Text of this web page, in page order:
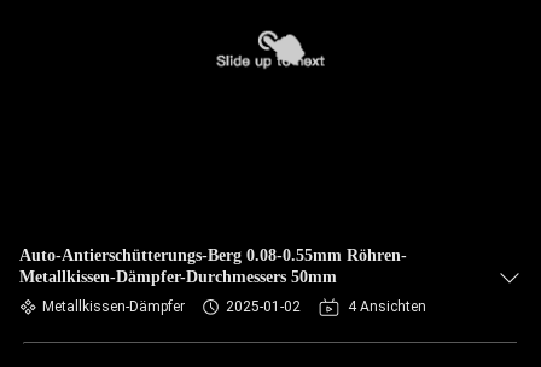
Auto-Antierschütterungs-Berg 0.08-0.55mm Röhren-
Metallkissen-Dämpfer-Durchmessers 50mm
Metallkissen-Dämpfer 2025-01-02 4 Ansichten